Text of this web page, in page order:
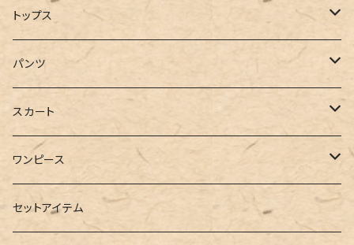
コート
ジャケット
ブルゾン
ロングシャツ
ダウンジャケット
トップス
Tシャツ
カットソー
半袖
スウェット・パーカー
ニット
パンツ
デニム
スキニー
ショートパンツ
スカート
ロング
ミニ
ワンピース
シャツワンピース
セットアイテム